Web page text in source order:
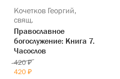
Кочетков Георгий,
свящ.
Православное
богослужение: Книга 7.
Часослов
420 ₽
420 ₽